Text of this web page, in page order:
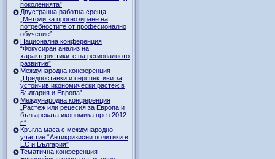
поколенията”
Двустранна работна среща
„Методи за прогнозиране на
потребностите от професионално
обучение”
Национална конференция
“Фокусиран анализ на
характеристиките на регионалното
развитие”
Международна конференция
„Предпоставки и перспективи за
устойчив икономически растеж в
България и Европа”
Международна конференция
„Растеж или рецесия за Европа и
българската икономика през 2012
г.”
Кръгла маса с международно
участие “Антикризисни политики в
ЕС и България”
Тематична конференция